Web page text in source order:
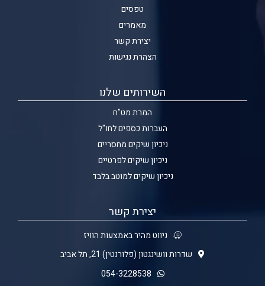
טפסים
מאמרים
יצירת קשר
הצהרת נגישות
השירותים שלנו
המרת מט"ח
העברות כספים לחו"ל
ניכיון שיקים מחסריים
ניכיון שיקים לפרטיים
ניכיון שיקים למוטב בלבד
יצירת קשר
ניווט מהיר באמצעות הוויז
שדרות וושינגטון (פלורנטין) 21, תל אביב
054-3228538